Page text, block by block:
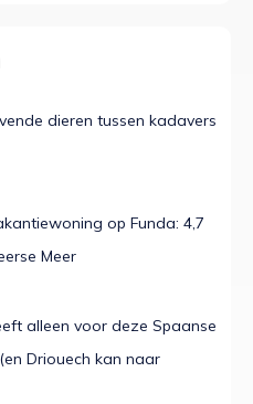
dieren tussen kadavers
op Funda: 4,7
Meer
alleen voor deze Spaanse
Driouech kan naar